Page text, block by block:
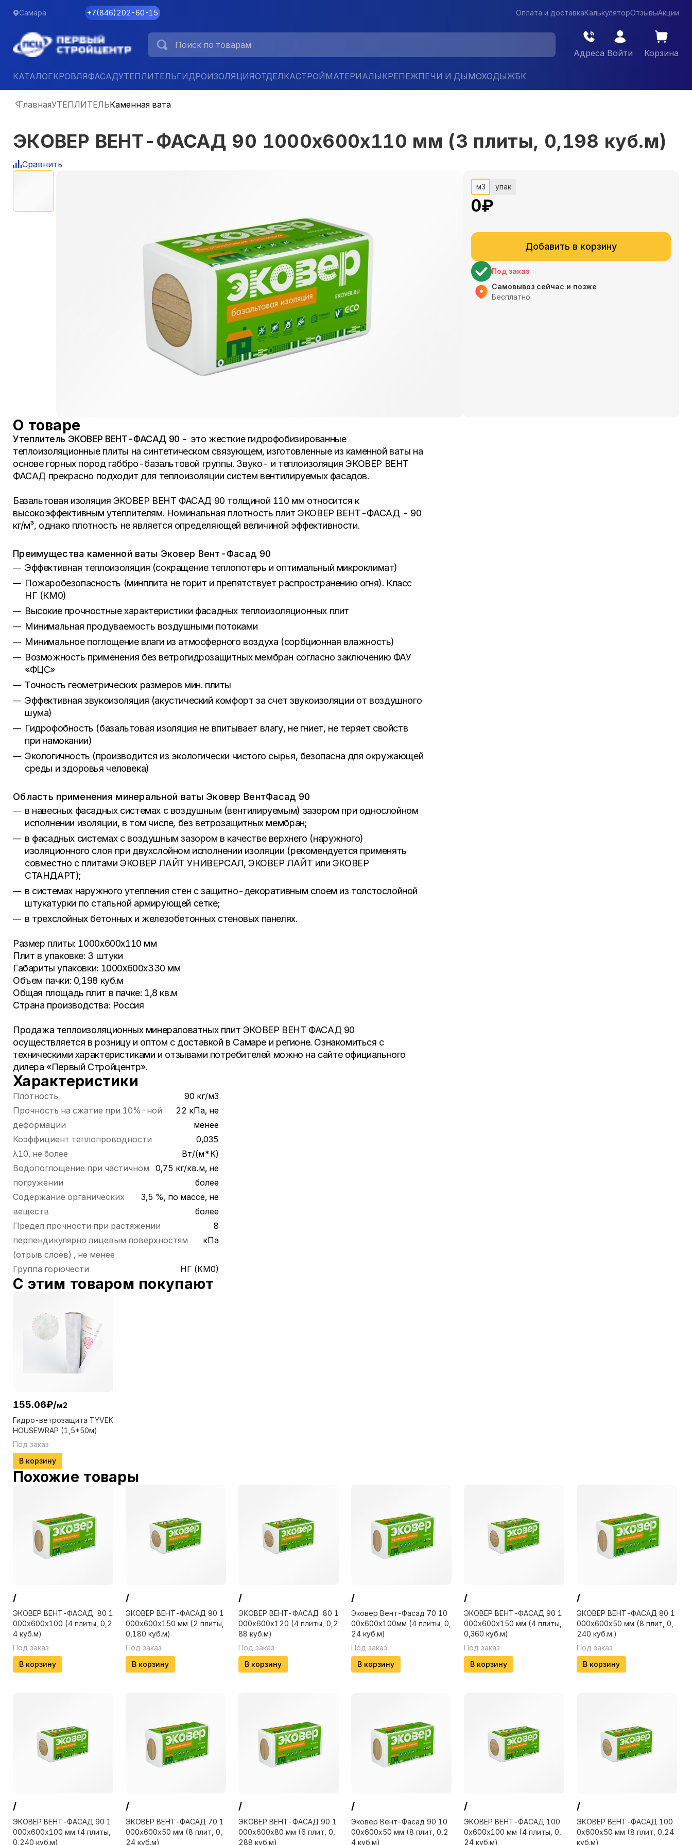
Самара +7(846)202-60-15 Оплата и доставкаКалькуляторОтзывыАкции
Адреса Войти Корзина
КАТАЛОГКРОВЛЯФАСАДУТЕПЛИТЕЛЬГИДРОИЗОЛЯЦИЯОТДЕЛКАСТРОЙМАТЕРИАЛЫКРЕПЕЖПЕЧИ И ДЫМОХОДЫЖБК
ГлавнаяУТЕПЛИТЕЛЬКаменная вата
ЭКОВЕР ВЕНТ-ФАСАД 90 1000х600х110 мм (3 плиты, 0,198 куб.м)
Сравнить
м3 упак
0₽
Добавить в корзину
Под заказ
Самовывоз сейчас и позже
Бесплатно
О товаре
Утеплитель ЭКОВЕР ВЕНТ-ФАСАД 90 - это жесткие гидрофобизированные
теплоизоляционные плиты на синтетическом связующем, изготовленные из каменной ваты на
основе горных пород габбро-базальтовой группы. Звуко- и теплоизоляция ЭКОВЕР ВЕНТ
ФАСАД прекрасно подходит для теплоизоляции систем вентилируемых фасадов.
Базальтовая изоляция ЭКОВЕР ВЕНТ ФАСАД 90 толщиной 110 мм относится к
высокоэффективным утеплителям. Номинальная плотность плит ЭКОВЕР ВЕНТ-ФАСАД - 90
кг/м³, однако плотность не является определяющей величиной эффективности.
Преимущества каменной ваты Эковер Вент-Фасад 90
Эффективная теплоизоляция (сокращение теплопотерь и оптимальный микроклимат)
Пожаробезопасность (минплита не горит и препятствует распространению огня). Класс
НГ (КМ0)
Высокие прочностные характеристики фасадных теплоизоляционных плит
Минимальная продуваемость воздушными потоками
Минимальное поглощение влаги из атмосферного воздуха (сорбционная влажность)
Возможность применения без ветрогидрозащитных мембран согласно заключению ФАУ
«ФЦС»
Точность геометрических размеров мин. плиты
Эффективная звукоизоляция (акустический комфорт за счет звукоизоляции от воздушного
шума)
Гидрофобность (базальтовая изоляция не впитывает влагу, не гниет, не теряет свойств
при намокании)
Экологичность (производится из экологически чистого сырья, безопасна для окружающей
среды и здоровья человека)
Область применения минеральной ваты Эковер ВентФасад 90
в навесных фасадных системах с воздушным (вентилируемым) зазором при однослойном
исполнении изоляции, в том числе, без ветрозащитных мембран;
в фасадных системах с воздушным зазором в качестве верхнего (наружного)
изоляционного слоя при двухслойном исполнении изоляции (рекомендуется применять
совместно с плитами ЭКОВЕР ЛАЙТ УНИВЕРСАЛ, ЭКОВЕР ЛАЙТ или ЭКОВЕР
СТАНДАРТ);
в системах наружного утепления стен с защитно-декоративным слоем из толстослойной
штукатурки по стальной армирующей сетке;
в трехслойных бетонных и железобетонных стеновых панелях.
​Размер плиты: 1000х600х110 мм
Плит в упаковке: 3 штуки
Габариты упаковки: 1000х600х330 мм
Объем пачки: 0,198 куб.м
Общая площадь плит в пачке: 1,8 кв.м
Страна производства: Россия
Продажа теплоизоляционных минераловатных плит ЭКОВЕР ВЕНТ ФАСАД 90
осуществляется в розницу и оптом с доставкой в Самаре и регионе. Ознакомиться с
техническими характеристиками и отзывами потребителей можно на сайте официального
дилера «Первый Стройцентр».
Характеристики
Плотность
90 кг/м3
Прочность на сжатие при 10%-ной
деформации
22 кПа, не
менее
Коэффициент теплопроводности
λ10, не более
0,035
Вт/(м*К)
Водопоглощение при частичном
погружении
0,75 кг/кв.м, не
более
Содержание органических
веществ
3,5 %, по массе, не
более
Предел прочности при растяжении
перпендикулярно лицевым поверхностям
(отрыв слоев) , не менее
8
кПа
Группа горючести НГ (КМ0)
С этим товаром покупают
155.06₽/м2
Гидро-ветрозащита TYVEK
HOUSEWRAP (1,5*50м)
Под заказ
В корзину
Похожие товары
/
ЭКОВЕР ВЕНТ-ФАСАД 80 1
000х600х100 (4 плиты, 0,2
4 куб.м)
Под заказ
В корзину
/
ЭКОВЕР ВЕНТ-ФАСАД 90 1
000х600х150 мм (2 плиты,
0,180 куб.м)
Под заказ
В корзину
/
ЭКОВЕР ВЕНТ-ФАСАД 80 1
000х600х120 (4 плиты, 0,2
88 куб.м)
Под заказ
В корзину
/
Эковер Вент-Фасад 70 10
00х600х100мм (4 плиты, 0,
24 куб.м)
Под заказ
В корзину
/
ЭКОВЕР ВЕНТ-ФАСАД 90 1
000х600х150 мм (4 плиты,
0,360 куб.м)
Под заказ
В корзину
/
ЭКОВЕР ВЕНТ-ФАСАД 80 1
000х600х50 мм (8 плит, 0,
240 куб.м.)
Под заказ
В корзину
/
ЭКОВЕР ВЕНТ-ФАСАД 90 1
000х600х100 мм (4 плиты,
0,240 куб.м)
/
ЭКОВЕР ВЕНТ-ФАСАД 70 1
000х600х50 мм (8 плит, 0,
24 куб.м)
/
ЭКОВЕР ВЕНТ-ФАСАД 90 1
000х600х80 мм (6 плит, 0,
288 куб.м)
/
Эковер Вент-Фасад 90 10
00х600х50 мм (8 плит, 0,2
4 куб.м)
/
ЭКОВЕР ВЕНТ-ФАСАД 100
0х600х100 мм (4 плиты, 0,
24 куб.м)
/
ЭКОВЕР ВЕНТ-ФАСАД 100
0х600х50 мм (8 плит, 0,24
куб.м)